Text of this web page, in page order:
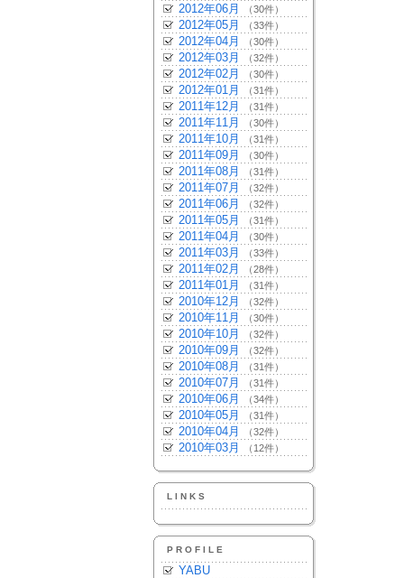
2012年06月 （30件）
2012年05月 （33件）
2012年04月 （30件）
2012年03月 （32件）
2012年02月 （30件）
2012年01月 （31件）
2011年12月 （31件）
2011年11月 （30件）
2011年10月 （31件）
2011年09月 （30件）
2011年08月 （31件）
2011年07月 （32件）
2011年06月 （32件）
2011年05月 （31件）
2011年04月 （30件）
2011年03月 （33件）
2011年02月 （28件）
2011年01月 （31件）
2010年12月 （32件）
2010年11月 （30件）
2010年10月 （32件）
2010年09月 （32件）
2010年08月 （31件）
2010年07月 （31件）
2010年06月 （34件）
2010年05月 （31件）
2010年04月 （32件）
2010年03月 （12件）
LINKS
PROFILE
YABU